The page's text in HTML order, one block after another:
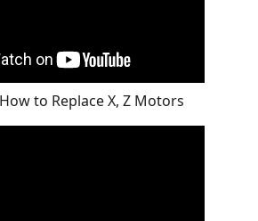
to Replace X, Z Motors